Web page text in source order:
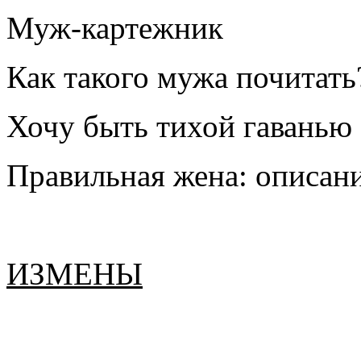
Муж-картежник
Как такого мужа
Хочу быть тихой гаванью
Правильная жена:
ИЗМЕНЫ